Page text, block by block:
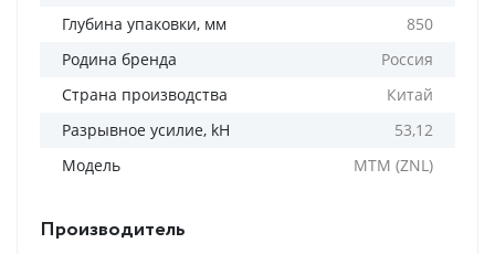
Глубина упаковки, мм
850
Родина бренда
Россия
Страна производства
Китай
Разрывное усилие, kH
53,12
Модель
MTM (ZNL)
Производитель